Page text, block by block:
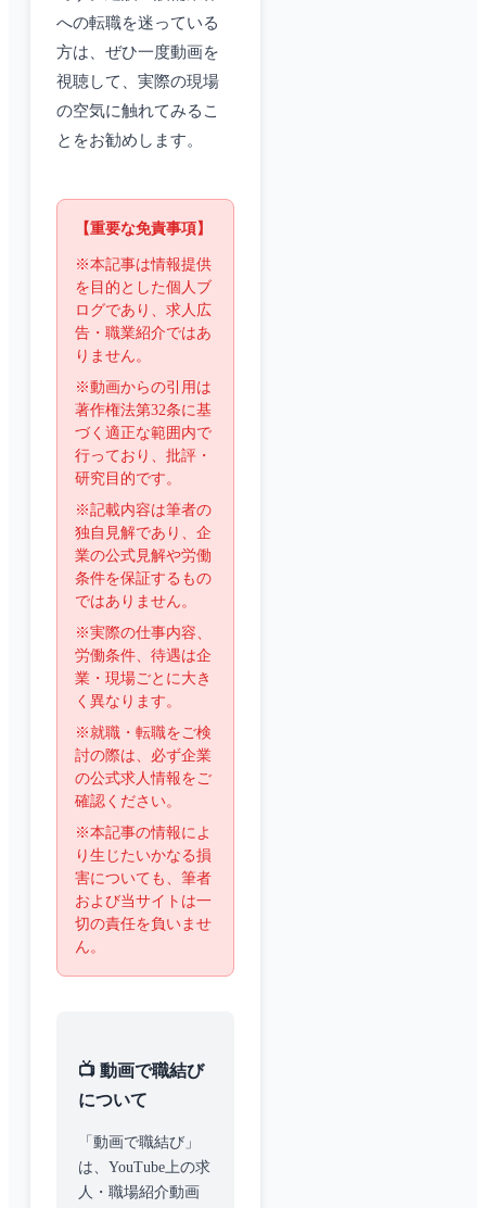
への転職を迷っている
方は、ぜひ一度動画を
視聴して、実際の現場
の空気に触れてみるこ
とをお勧めします。
【重要な免責事項】
※本記事は情報提供
を目的とした個人ブ
ログであり、求人広
告・職業紹介ではあ
りません。
※動画からの引用は
著作権法第32条に基
づく適正な範囲内で
行っており、批評・
研究目的です。
※記載内容は筆者の
独自見解であり、企
業の公式見解や労働
条件を保証するもの
ではありません。
※実際の仕事内容、
労働条件、待遇は企
業・現場ごとに大き
く異なります。
※就職・転職をご検
討の際は、必ず企業
の公式求人情報をご
確認ください。
※本記事の情報によ
り生じたいかなる損
害についても、筆者
および当サイトは一
切の責任を負いませ
ん。
📺 動画で職結び
について
「動画で職結び」
は、YouTube上の求
人・職場紹介動画